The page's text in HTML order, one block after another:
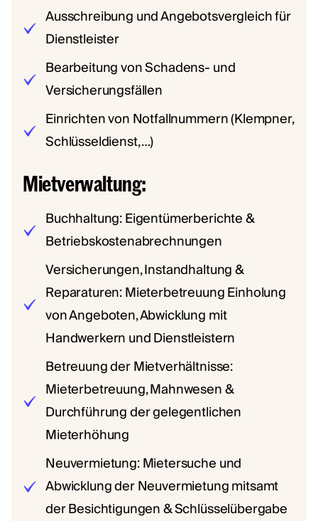
Ausschreibung und Angebotsvergleich für
Dienstleister
Bearbeitung von Schadens- und
Versicherungsfällen
Einrichten von Notfallnummern (Klempner,
Schlüsseldienst, …)
Mietverwaltung:
Buchhaltung: Eigentümerberichte &
Betriebskostenabrechnungen
Versicherungen, Instandhaltung &
Reparaturen: Mieterbetreuung Einholung
von Angeboten, Abwicklung mit
Handwerkern und Dienstleistern
Betreuung der Mietverhältnisse:
Mieterbetreuung, Mahnwesen &
Durchführung der gelegentlichen
Mieterhöhung
Neuvermietung: Mietersuche und
Abwicklung der Neuvermietung mitsamt
der Besichtigungen & Schlüsselübergabe